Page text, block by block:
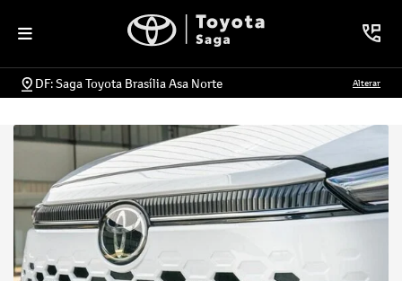
DF: Saga Toyota Brasília Asa Norte Alterar